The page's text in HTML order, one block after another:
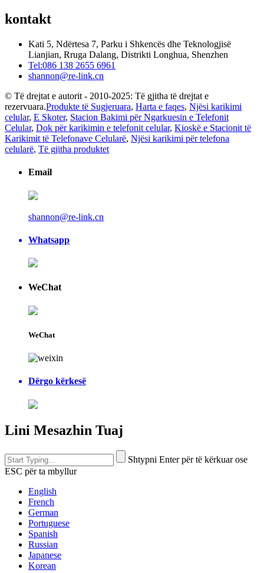
kontakt
Kati 5, Ndërtesa 7, Parku i Shkencës dhe Teknologjisë
Lianjian, Rruga Dalang, Distrikti Longhua, Shenzhen
Tel:086 138 2655 6961
shannon@re-link.cn
© Të drejtat e autorit - 2010-2025: Të gjitha të drejtat e
rezervuara.Produkte të Sugjeruara, Harta e faqes, Njësi karikimi
celular, E Skoter, Stacion Bakimi për Ngarkuesin e Telefonit
Celular, Dok për karikimin e telefonit celular, Kioskë e Stacionit të
Karikimit të Telefonave Celularë, Njësi karikimi për telefona
celularë, Të gjitha produktet
Email
shannon@re-link.cn
Whatsapp
WeChat
WeChat
Dërgo kërkesë
Lini Mesazhin Tuaj
Shtypni Enter për të kërkuar ose
ESC për ta mbyllur
English
French
German
Portuguese
Spanish
Russian
Japanese
Korean